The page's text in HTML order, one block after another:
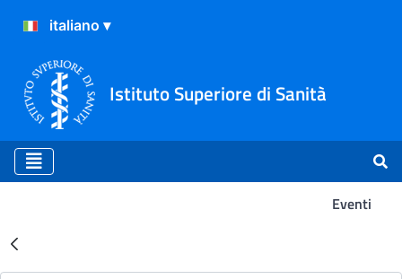
Istituto Superiore di Sanità
Eventi
Risultati della Ricerca -